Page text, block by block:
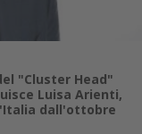
"Cluster Head"
Luisa Arienti,
dall'ottobre